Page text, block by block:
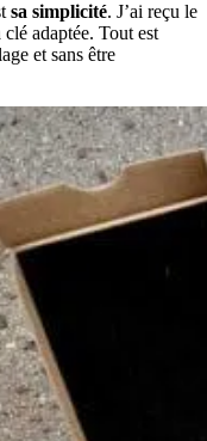
sa simplicité. J’ai reçu le
adaptée. Tout est
et sans être